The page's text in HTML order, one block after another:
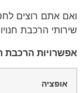
ואם אתם רוצים
שירותי הרכבת
אפשרויות הרכבת
אופציה